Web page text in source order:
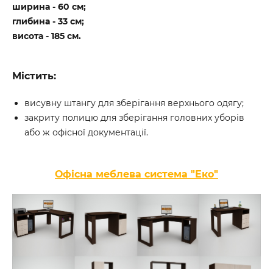
ширина - 60 см;
глибина - 33 см;
висота - 185 см.
Містить:
висувну штангу для зберігання верхнього одягу;
закриту полицю для зберігання головних уборів
або ж офісної документації.
Офісна меблева система "Еко"